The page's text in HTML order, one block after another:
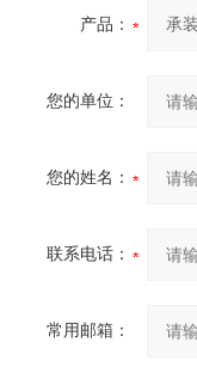
产品：
您的单位：
您的姓名：
联系电话：
常用邮箱：